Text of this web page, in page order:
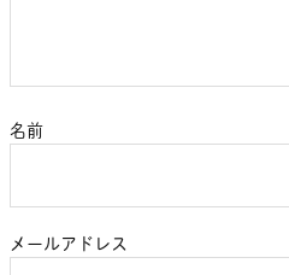
名前
メールアドレス